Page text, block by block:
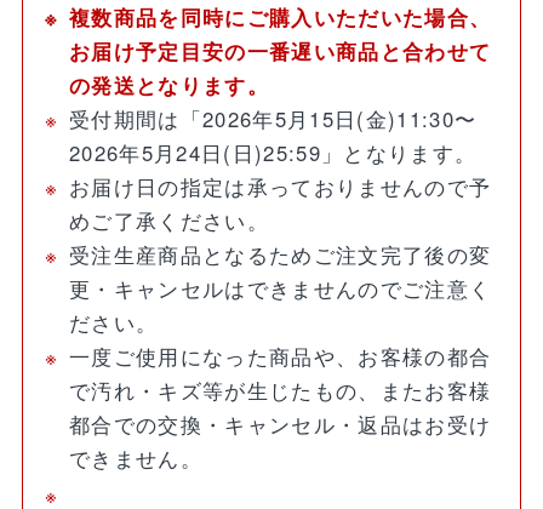
複数商品を同時にご購入いただいた場合、
お届け予定目安の一番遅い商品と合わせて
の発送となります。
受付期間は「2026年5月15日(金)11:30〜
2026年5月24日(日)25:59」となります。
お届け日の指定は承っておりませんので予
めご了承ください。
受注生産商品となるためご注文完了後の変
更・キャンセルはできませんのでご注意く
ださい。
一度ご使用になった商品や、お客様の都合
で汚れ・キズ等が生じたもの、またお客様
都合での交換・キャンセル・返品はお受け
できません。